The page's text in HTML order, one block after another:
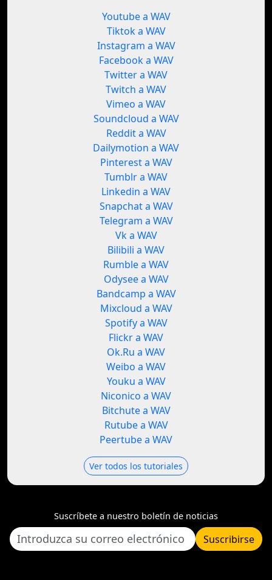
Youtube a WAV
Tiktok a WAV
Instagram a WAV
Facebook a WAV
Twitter a WAV
Twitch a WAV
Vimeo a WAV
Soundcloud a WAV
Reddit a WAV
Dailymotion a WAV
Pinterest a WAV
Tumblr a WAV
Linkedin a WAV
Snapchat a WAV
Telegram a WAV
Vk a WAV
Bilibili a WAV
Rumble a WAV
Odysee a WAV
Bandcamp a WAV
Mixcloud a WAV
Spotify a WAV
Flickr a WAV
Ok.Ru a WAV
Weibo a WAV
Youku a WAV
Niconico a WAV
Bitchute a WAV
Rutube a WAV
Peertube a WAV
Ver todos los tutoriales
Suscríbete a nuestro boletín de noticias
Suscribirse